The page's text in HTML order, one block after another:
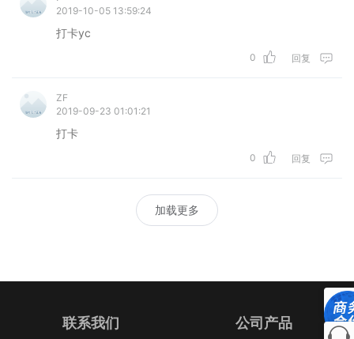
2019-10-05 13:59:24
打卡yc
0 回复
ZF
2019-09-23 01:01:21
打卡
0 回复
加载更多
联系我们 公司产品